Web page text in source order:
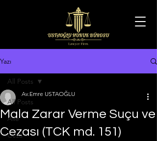
Yazı
All Posts
Aile
Ceza
All Posts
Mala Zarar Verme Suçu ve
Cezası (TCK md. 151)
Av.Emre USTAOĞLU